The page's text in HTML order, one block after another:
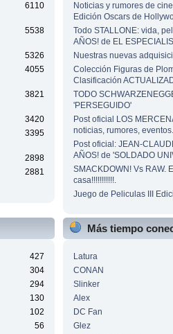
6110
5538
5326
4055
3821
3420
3395
2898
2881
Noticias y rumores de
Edición Oscars de
Todo STALLONE: vida,
AÑOS! de EL
Nuestras nuevas
Colección Figuras de
Clasificación
TODO
'PERSEGUIDO'
Post oficial LOS
noticias, rumores, eventos.
Post oficial: JEAN-
AÑOS! de 'SOLDADO
SMACKDOWN! Vs RAW.
casa!!!!!!!!!!!.
Juego de Peliculas III
427
304
294
130
102
56
Más tiempo
Latura
CONAN
Slinker
Alex
DC Fan
Glez